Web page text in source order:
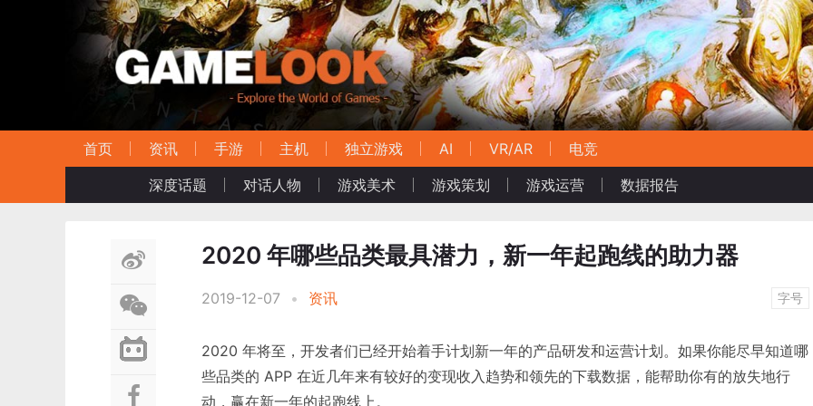
首页 资讯 手游 主机 独立游戏 AI VR/AR
电竞
深度话题
对话人物 游戏美术 游戏策划 游戏运营 数据报告
2020 年哪些品类最具潜力，新一年起跑线的助力器
2019-12-07 • 资讯 字号
2020 年将至，开发者们已经开始着手计划新一年的产品研发和运营计划。如果你能尽早知道哪
些品类的 APP 在近几年来有较好的变现收入趋势和领先的下载数据，能帮助你有的放失地行
动，赢在新一年的起跑线上。